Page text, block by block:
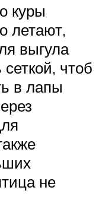
куры
летают,
выгула
чтоб
в лапы
не